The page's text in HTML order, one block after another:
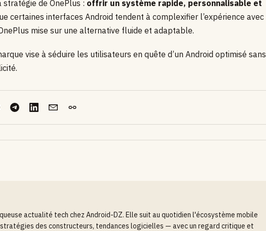
de OnePlus : offrir un système rapide, personnalisable et
certaines interfaces Android tendent à complexifier l’expérience avec
mise sur une alternative fluide et adaptable.
vise à séduire les utilisateurs en quête d’un Android optimisé sans
actualité tech chez Android-DZ. Elle suit au quotidien l'écosystème mobile
des constructeurs, tendances logicielles — avec un regard critique et